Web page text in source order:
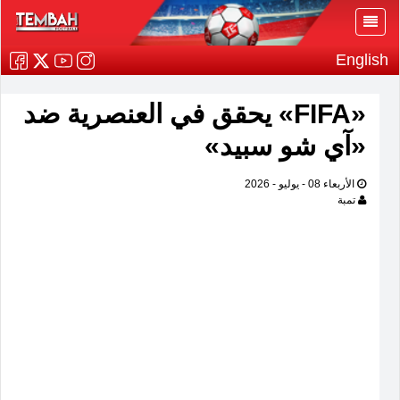
English
«FIFA» يحقق في العنصرية ضد
«آي شو سبيد»
الأربعاء 08 - يوليو - 2026
تمبة